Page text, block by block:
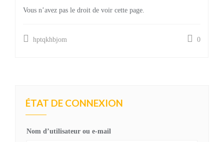
Vous n’avez pas le droit de voir cette page.
hptqkhbjom 0
ÉTAT DE CONNEXION
Nom d’utilisateur ou e-mail